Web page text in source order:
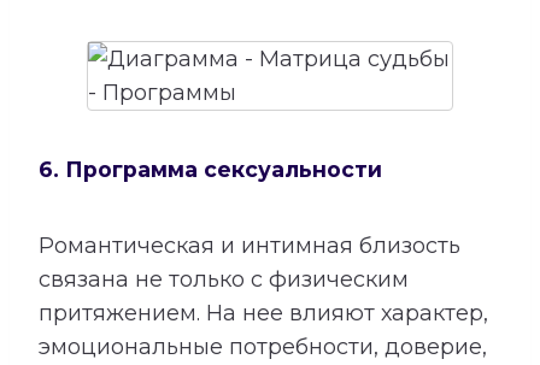
6. Программа сексуальности
Романтическая и интимная близость
связана не только с физическим
притяжением. На нее влияют характер,
эмоциональные потребности, доверие,